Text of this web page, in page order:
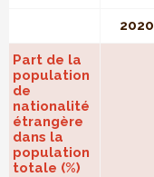
2020
Part de la
population
de
nationalité
étrangère
dans la
population
totale (%)